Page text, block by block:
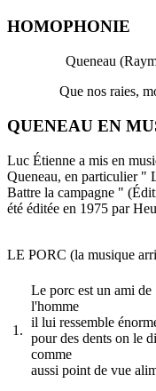
HOMOPHONIE
Queneau
Que nos raies,
QUENEAU EN
Luc Étienne a mis en
Queneau, en particulier "
Battre la campagne "
été éditée en 1975 par
LE PORC (la musique
1.
Le porc est un ami de
l'homme
il lui ressemble
pour des dents on le
comme
aussi point de vue